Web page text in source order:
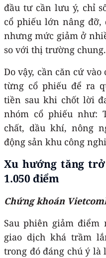
đầu tư cần lưu ý, chỉ
cổ phiếu lớn nâng đỡ,
nhưng mức giảm ở
so với thị trường chung.
Do vậy, cần căn cứ
từng cổ phiếu để ra
tiền sau khi chốt lời
nhóm cổ phiếu như:
chất, dầu khí, nông
động sản khu công
Xu hướng tăng
1.050 điểm
Chứng khoán
Sau phiên giảm điểm
giao dịch khá trầm
trong đó đáng chú ý là